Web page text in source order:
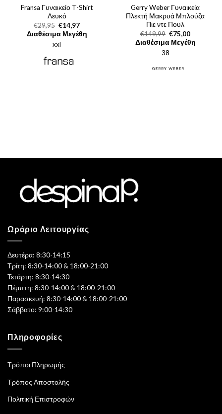
Fransa Γυναικείο T-Shirt
Λευκό
€29,95 Original
price
was:
€29,95.
€14,97Η
τρέχουσα
τιμή
Διαθέσιμα Μεγέθη
xxl
Gerry Weber Γυναικεία
Πλεκτή Μακρυά Μπλούζα
Πιε ντε Πουλ
€149,99 Original
price
was:
€149,99.
€75,00Η
τρέχουσα
τιμή
Διαθέσιμα Μεγέθη
38
Ωράριο Λειτουργίας
Δευτέρα: 8:30-14:15
Τρίτη: 8:30-14:00 & 18:00-21:00
Τετάρτη: 8:30-14:30
Πέμπτη: 8:30-14:00 & 18:00-21:00
Παρασκευή: 8:30-14:00 & 18:00-21:00
Σάββατο: 9:00-14:30
Πληροφορίες
Τρόποι Πληρωμής
Τρόπος Αποστολής
Πολιτική Επιστροφών